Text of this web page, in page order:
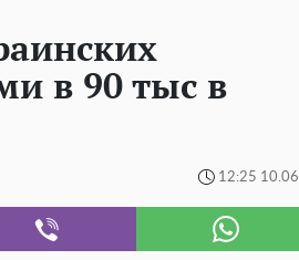
в 90 тыс в
12:25 10.06